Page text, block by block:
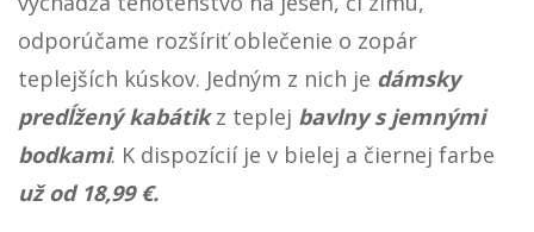
vychádza tehotenstvo na jeseň, či zimu,
odporúčame rozšíriť oblečenie o zopár
teplejších kúskov. Jedným z nich je
dámsky
predĺžený kabátik
z teplej
bavlny s jemnými
. K dispozícií je v bielej a čiernej farbe
už od 18,99 €.